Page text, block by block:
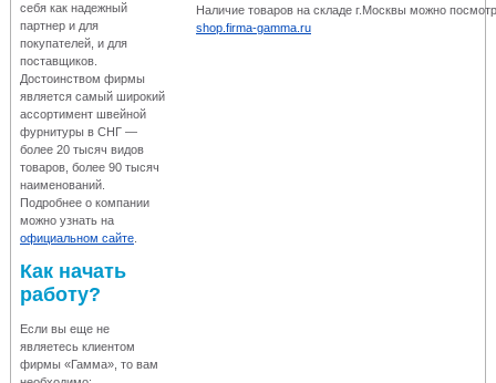
себя как надежный
партнер и для
покупателей, и для
поставщиков.
Достоинством фирмы
является самый широкий
ассортимент швейной
фурнитуры в СНГ —
более 20 тысяч видов
товаров, более 90 тысяч
наименований.
Подробнее о компании
можно узнать на
официальном сайте
Как начать
работу?
Если вы еще не
являетесь клиентом
фирмы «Гамма», то вам
Наличие товаров на складе г.Москвы можно
shop.firma-gamma.ru